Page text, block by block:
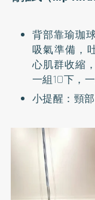
背部靠瑜珈
吸氣準備，
心肌群收縮
一組10下，
小提醒：頸